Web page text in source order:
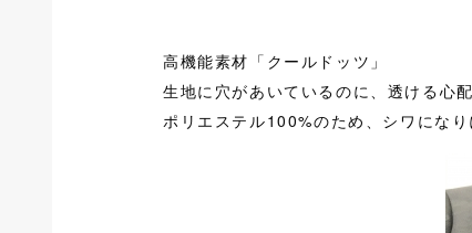
高機能素材「クールドッツ」
生地に穴があいているのに、透ける心
ポリエステル100%のため、シワにな